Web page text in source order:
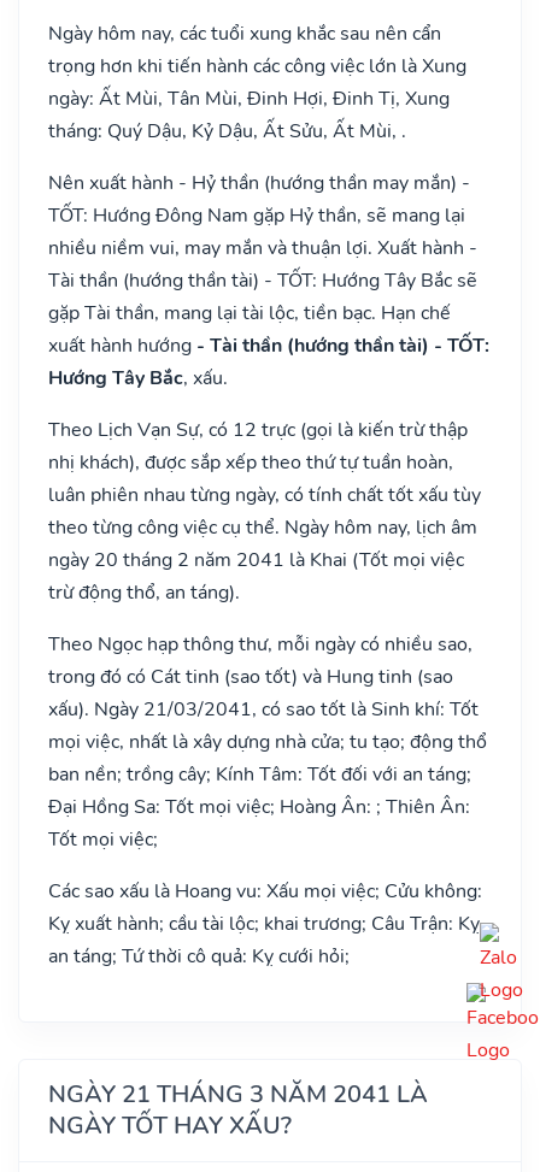
Ngày hôm nay, các tuổi xung khắc sau nên cẩn
trọng hơn khi tiến hành các công việc lớn là Xung
ngày: Ất Mùi, Tân Mùi, Đinh Hợi, Đinh Tị, Xung
tháng: Quý Dậu, Kỷ Dậu, Ất Sửu, Ất Mùi, .
Nên xuất hành - Hỷ thần (hướng thần may mắn) -
TỐT: Hướng Đông Nam gặp Hỷ thần, sẽ mang lại
nhiều niềm vui, may mắn và thuận lợi. Xuất hành -
Tài thần (hướng thần tài) - TỐT: Hướng Tây Bắc sẽ
gặp Tài thần, mang lại tài lộc, tiền bạc. Hạn chế
xuất hành hướng - Tài thần (hướng thần tài) - TỐT:
Hướng Tây Bắc, xấu.
Theo Lịch Vạn Sự, có 12 trực (gọi là kiến trừ thập
nhị khách), được sắp xếp theo thứ tự tuần hoàn,
luân phiên nhau từng ngày, có tính chất tốt xấu tùy
theo từng công việc cụ thể. Ngày hôm nay, lịch âm
ngày 20 tháng 2 năm 2041 là Khai (Tốt mọi việc
trừ động thổ, an táng).
Theo Ngọc hạp thông thư, mỗi ngày có nhiều sao,
trong đó có Cát tinh (sao tốt) và Hung tinh (sao
xấu). Ngày 21/03/2041, có sao tốt là Sinh khí: Tốt
mọi việc, nhất là xây dựng nhà cửa; tu tạo; động thổ
ban nền; trồng cây; Kính Tâm: Tốt đối với an táng;
Đại Hồng Sa: Tốt mọi việc; Hoàng Ân: ; Thiên Ân:
Tốt mọi việc;
Các sao xấu là Hoang vu: Xấu mọi việc; Cửu không:
Kỵ xuất hành; cầu tài lộc; khai trương; Câu Trận: Kỵ
an táng; Tứ thời cô quả: Kỵ cưới hỏi;
NGÀY 21 THÁNG 3 NĂM 2041 LÀ
NGÀY TỐT HAY XẤU?